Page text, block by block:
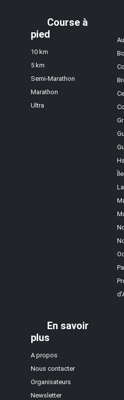
Course à
pied
10 km
5 km
Semi-Marathon
Marathon
Ultra
En savoir
plus
A propos
Nous contacter
Organisateurs
Newsletter